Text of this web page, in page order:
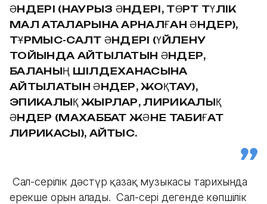
ӘНДЕРІ (НАУРЫЗ ӘНДЕРІ, ТӨРТ ТҮЛІК
МАЛ АТАЛАРЫНА АРНАЛҒАН ӘНДЕР),
ТҰРМЫС-САЛТ ӘНДЕРІ (ҮЙЛЕНУ
ТОЙЫНДА АЙТЫЛАТЫН ӘНДЕР,
БАЛАНЫҢ ШІЛДЕХАНАСЫНА
АЙТЫЛАТЫН ӘНДЕР, ЖОҚТАУ),
ЭПИКАЛЫҚ ЖЫРЛАР, ЛИРИКАЛЫҚ
ӘНДЕР (МАХАББАТ ЖӘНЕ ТАБИҒАТ
ЛИРИКАСЫ), АЙТЫС.
Сал-серілік дәстүр қазақ музыкасы тарихында
ерекше орын алады. Сал-сері дегенде көпшілік